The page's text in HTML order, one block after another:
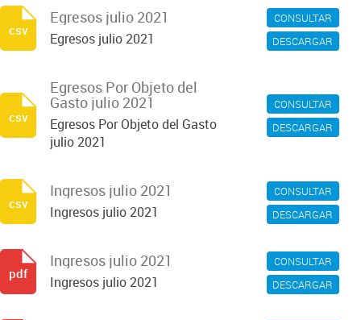
CONSULTAR
DESCARGAR
Egresos julio 2021
Egresos julio 2021
csv
CONSULTAR
DESCARGAR
Egresos Por Objeto del
Gasto julio 2021
Egresos Por Objeto del Gasto
julio 2021
csv
CONSULTAR
DESCARGAR
Ingresos julio 2021
Ingresos julio 2021
csv
CONSULTAR
DESCARGAR
Ingresos julio 2021
Ingresos julio 2021
pdf